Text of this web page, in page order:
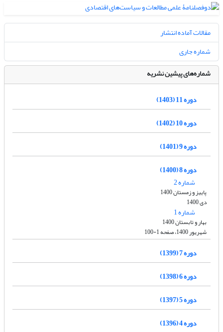
مقالات آماده انتشار
شماره جاری
شماره‌های پیشین نشریه
دوره 11 (1403)
دوره 10 (1402)
دوره 9 (1401)
دوره 8 (1400)
شماره 2
پاییز و زمستان 1400
دی 1400
شماره 1
بهار و تابستان 1400
شهریور 1400، صفحه 1-100
دوره 7 (1399)
دوره 6 (1398)
دوره 5 (1397)
دوره 4 (1396)